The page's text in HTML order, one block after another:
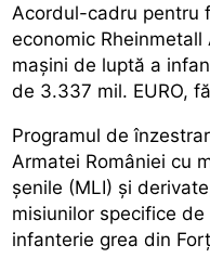
Acordul-cadru pentru
economic
mașini de luptă a
de 3.337 mil. EURO,
Programul de
Armatei României cu
șenile (MLI) și
misiunilor specifice
infanterie grea din